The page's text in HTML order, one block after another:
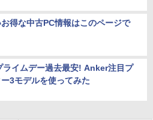
得な中古PC情報はこのページで
イムデー過去最安! Anker注目プ
3モデルを使ってみた